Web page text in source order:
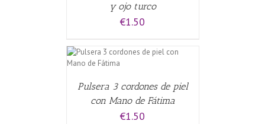
y ojo turco
€1.50
Pulsera 3 cordones de piel
con Mano de Fátima
€1.50